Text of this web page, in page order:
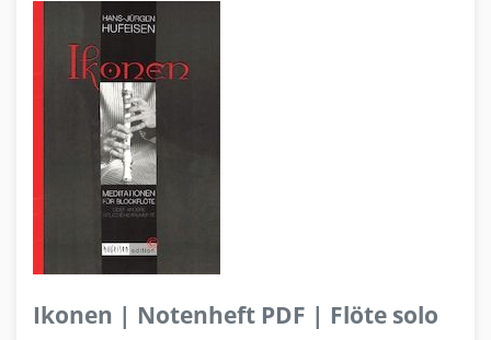
Ikonen | Notenheft PDF | Flöte solo